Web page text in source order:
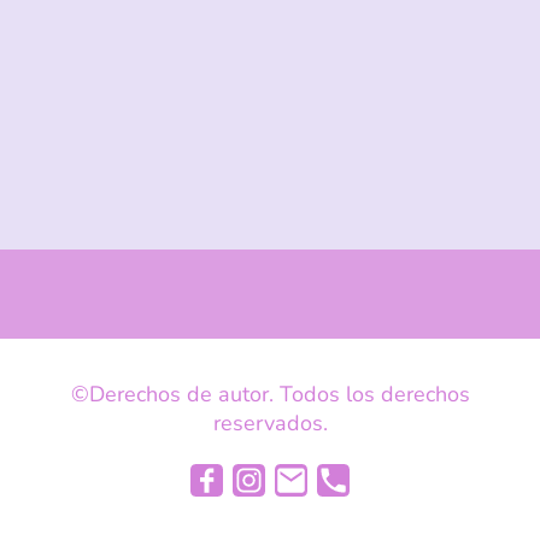
©Derechos de autor. Todos los derechos
reservados.